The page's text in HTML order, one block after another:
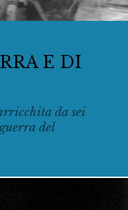
E DI
da sei
del